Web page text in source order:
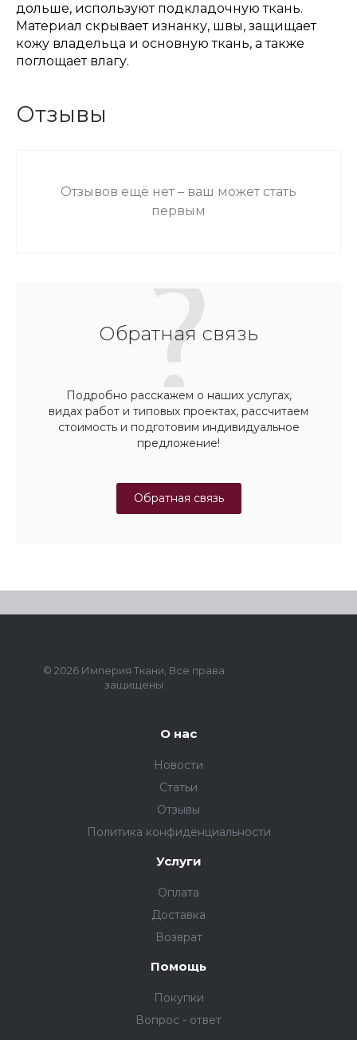
дольше, используют подкладочную ткань.
Материал скрывает изнанку, швы, защищает
кожу владельца и основную ткань, а также
поглощает влагу.
Отзывы
Отзывов ещё нет – ваш может стать
первым
Обратная связь
Подробно расскажем о наших услугах,
видах работ и типовых проектах, рассчитаем
стоимость и подготовим индивидуальное
предложение!
Обратная связь
© 2026 Империя Ткани, Все права
защищены
О нас
Новости
Статьи
Отзывы
Политика конфиденциальности
Услуги
Оплата
Доставка
Возврат
Помощь
Покупки
Вопрос - ответ